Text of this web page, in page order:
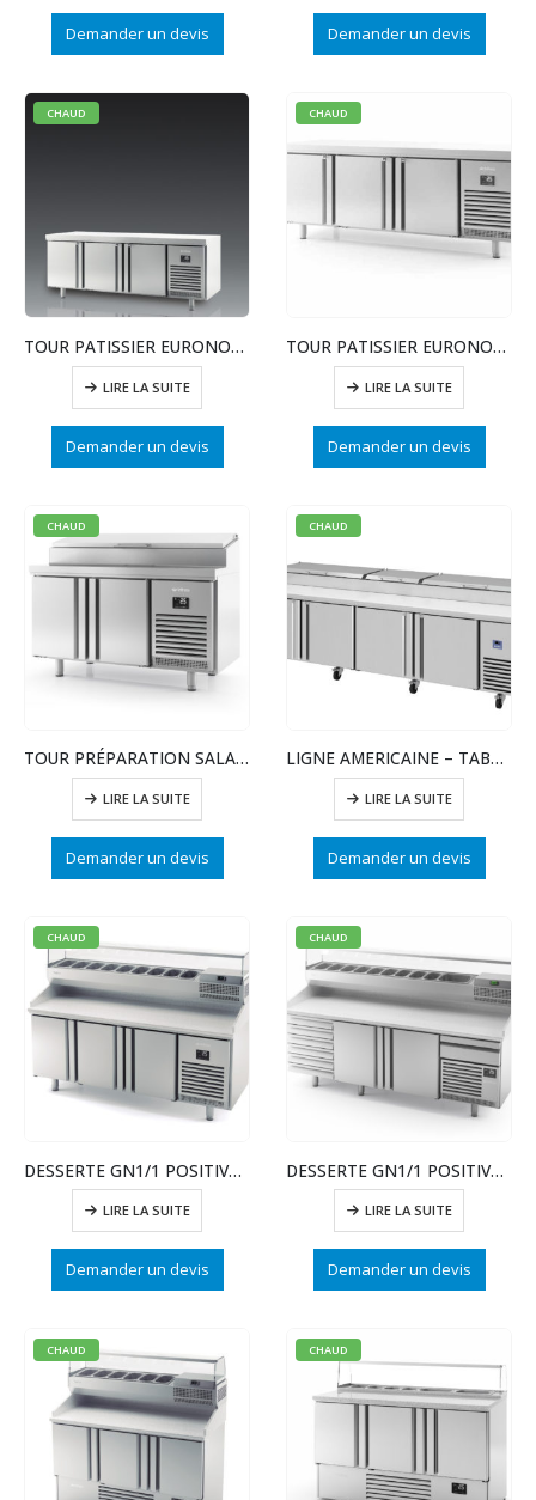
Demander un devis Demander un devis
CHAUD
TOUR PATISSIER EURONORME NEGATIF 600X400
LIRE LA SUITE
Demander un devis
CHAUD
TOUR PATISSIER EURONORME POSITIF 600X400
LIRE LA SUITE
Demander un devis
CHAUD
TOUR PRÉPARATION SALADE – POSITIVE – 2 PTE INOX
LIRE LA SUITE
Demander un devis
CHAUD
LIGNE AMERICAINE – TABLE PIZZA GN 2/1 – 4 PTES
LIRE LA SUITE
Demander un devis
CHAUD
DESSERTE GN1/1 POSITIVE PREPARATION PIZZA
LIRE LA SUITE
Demander un devis
CHAUD
DESSERTE GN1/1 POSITIVE PREPARATION PIZZA
LIRE LA SUITE
Demander un devis
CHAUD CHAUD